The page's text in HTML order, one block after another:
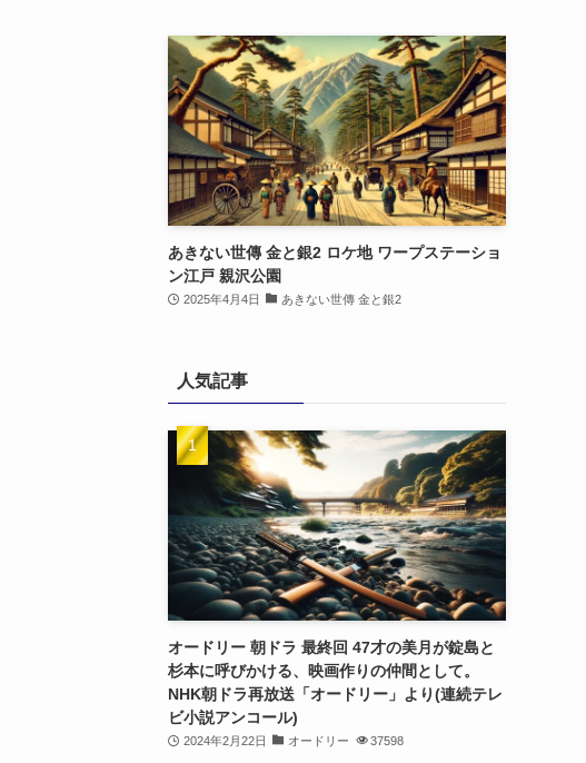
あきない世傳 金と銀2 ロケ地 ワープステーショ
ン江戸 親沢公園
2025年4月4日 あきない世傳 金と銀2
人気記事
オードリー 朝ドラ 最終回 47才の美月が錠島と
杉本に呼びかける、映画作りの仲間として。
NHK朝ドラ再放送「オードリー」より(連続テレ
ビ小説アンコール)
2024年2月22日 オードリー 37598